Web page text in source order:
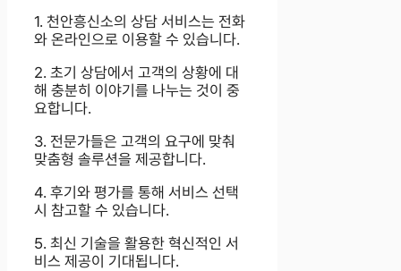
1. 천안흥신소의 상담 서비스는 전화
와 온라인으로 이용할 수 있습니다.
2. 초기 상담에서 고객의 상황에 대
해 충분히 이야기를 나누는 것이 중
요합니다.
3. 전문가들은 고객의 요구에 맞춰
맞춤형 솔루션을 제공합니다.
4. 후기와 평가를 통해 서비스 선택
시 참고할 수 있습니다.
5. 최신 기술을 활용한 혁신적인 서
비스 제공이 기대됩니다.